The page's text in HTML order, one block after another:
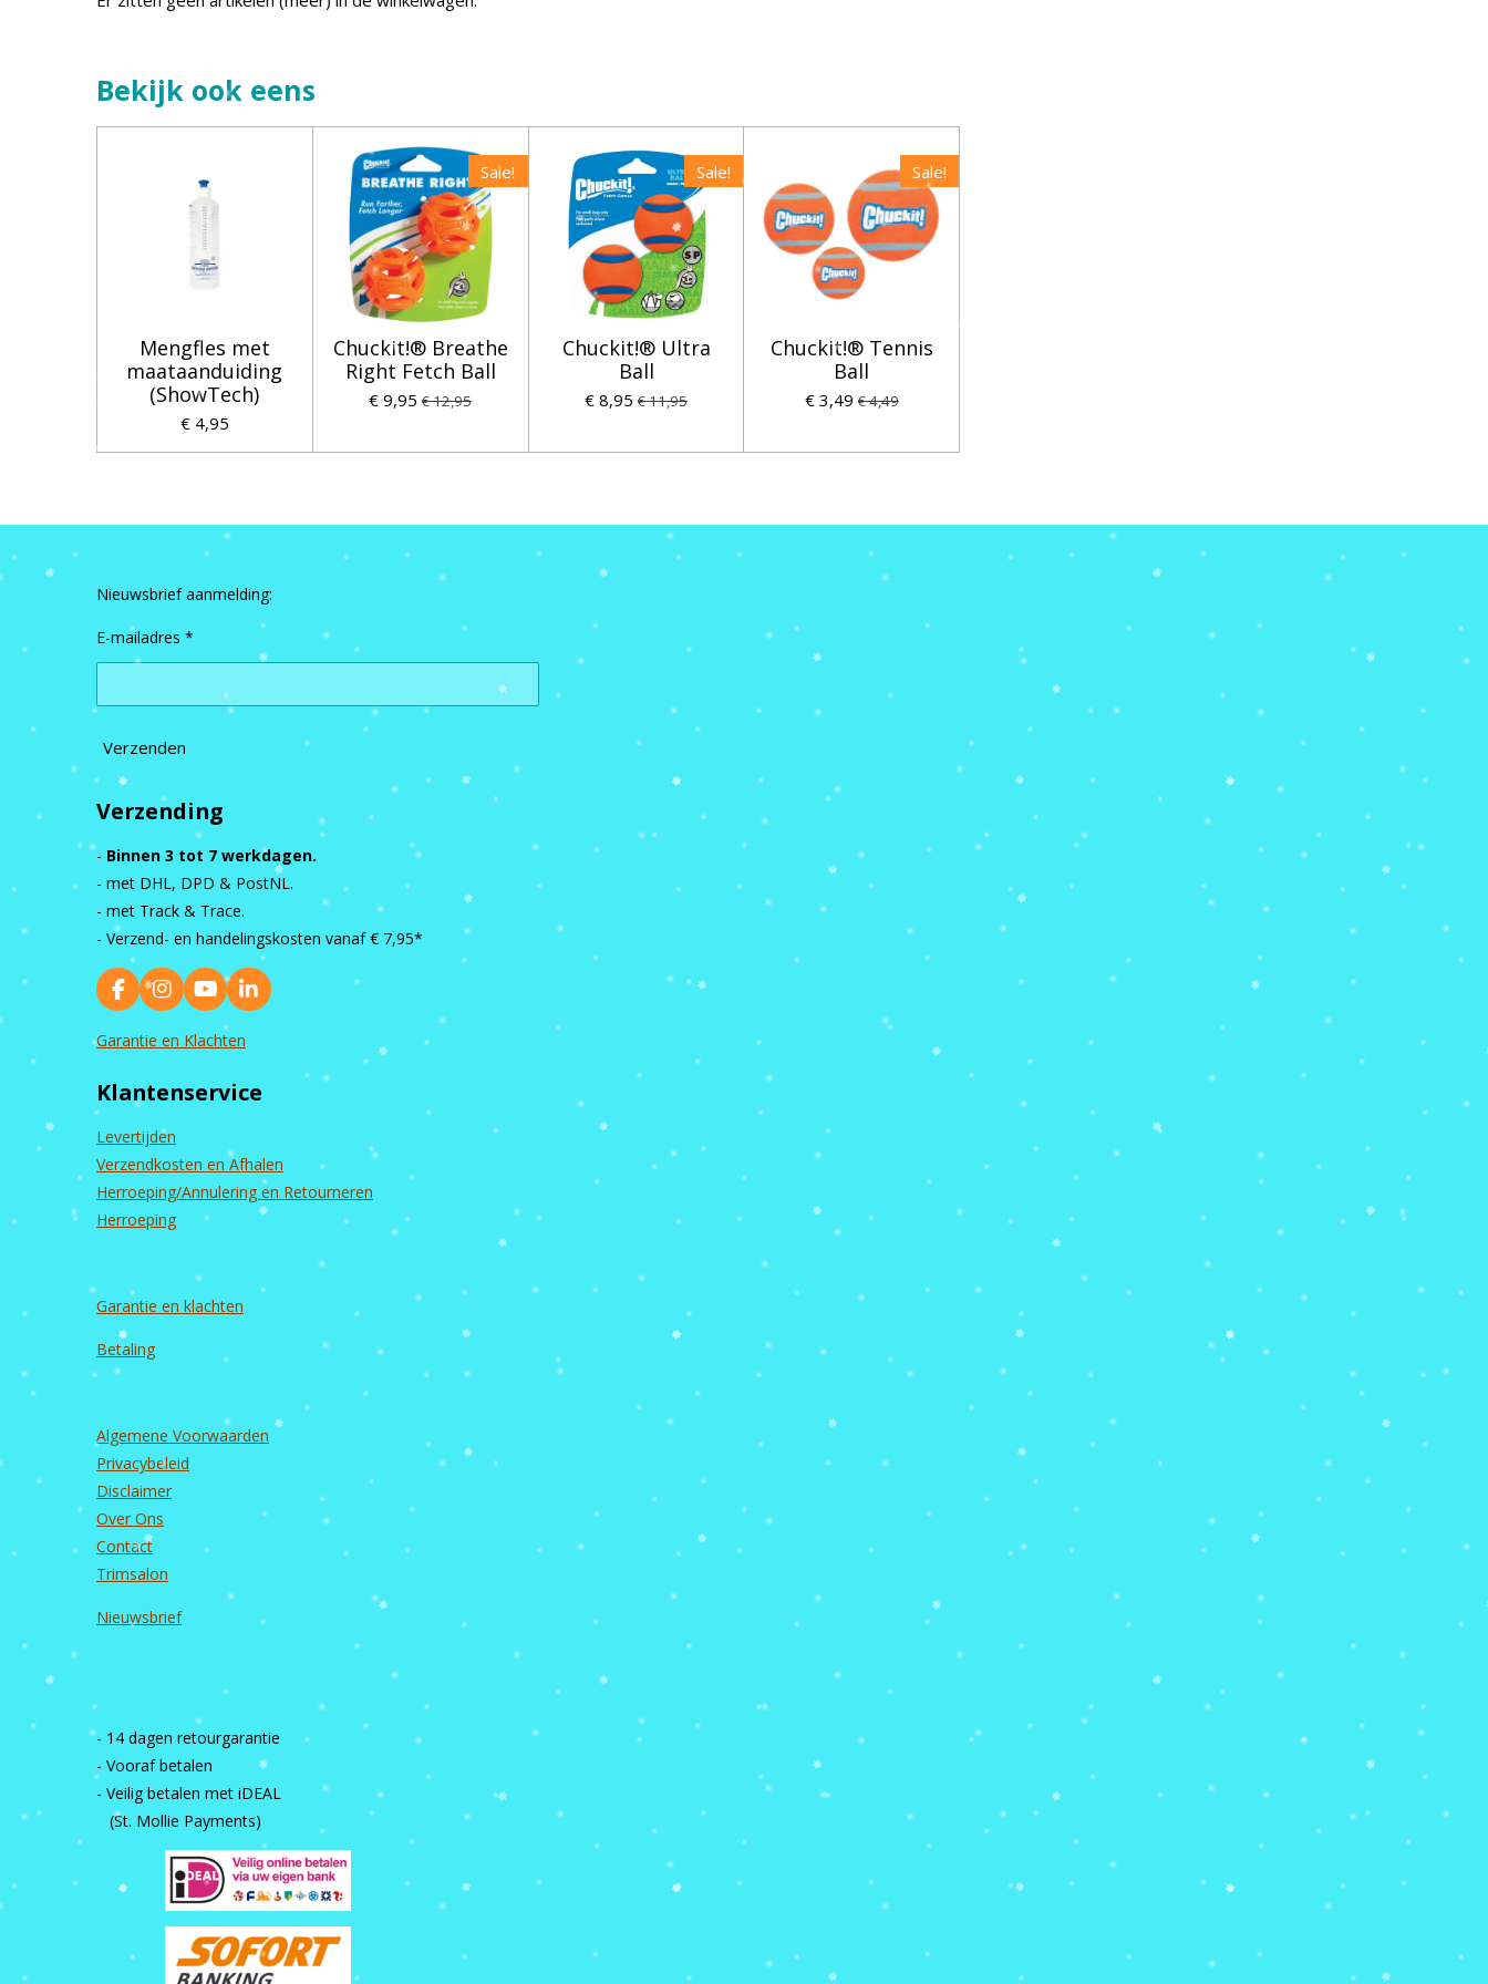
Bekijk ook eens
Mengfles met
maataanduiding
(ShowTech)
€ 4,95
Sale!
Chuckit!® Breathe
Right Fetch Ball
€ 9,95 € 12,95
Sale!
Chuckit!® Ultra
Ball
€ 8,95 € 11,95
Sale!
Chuckit!® Tennis
Ball
€ 3,49 € 4,49
Nieuwsbrief aanmelding:
E-mailadres *
Verzenden
Verzending
- Binnen 3 tot 7 werkdagen.
- met DHL, DPD & PostNL.
- met Track & Trace.
- Verzend- en handelingskosten vanaf € 7,95*
F
a
c
o
k
I
n
s
g
a
m
Y
o
u
b
L
i
d
Garantie en Klachten
Klantenservice
Levertijden
Verzendkosten en Afhalen
Herroeping/Annulering en Retourneren
Herroeping
Garantie en klachten
Betaling
Algemene Voorwaarden
Privacybeleid
Disclaimer
Over Ons
Contact
Trimsalon
Nieuwsbrief
- 14 dagen retourgarantie
- Vooraf betalen
- Veilig betalen met iDEAL
(St. Mollie Payments)